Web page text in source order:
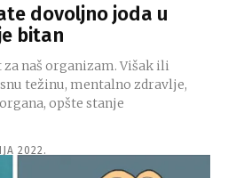
dovoljno joda u
bitan
naš organizam. Višak ili
težinu, mentalno zdravlje,
opšte stanje
2022.